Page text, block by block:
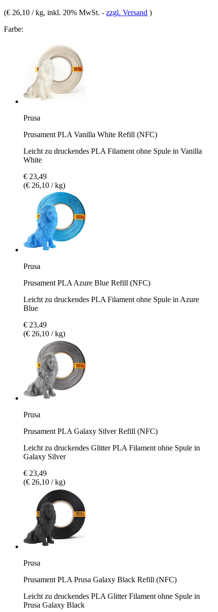
(€ 26,10 / kg, inkl. 20% MwSt. - zzgl. Versand )
Farbe:
Prusa
Prusament PLA Vanilla White Refill (NFC)
Leicht zu druckendes PLA Filament ohne Spule in Vanilla
White
€ 23,49
(€ 26,10 / kg)
Prusa
Prusament PLA Azure Blue Refill (NFC)
Leicht zu druckendes PLA Filament ohne Spule in Azure
Blue
€ 23,49
(€ 26,10 / kg)
Prusa
Prusament PLA Galaxy Silver Refill (NFC)
Leicht zu druckendes Glitter PLA Filament ohne Spule in
Galaxy Silver
€ 23,49
(€ 26,10 / kg)
Prusa
Prusament PLA Prusa Galaxy Black Refill (NFC)
Leicht zu druckendes PLA Glitter Filament ohne Spule in
Prusa Galaxy Black